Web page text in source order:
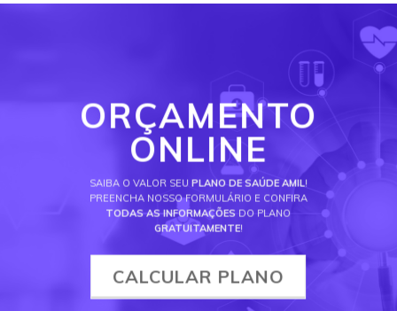
ORÇAMENTO
ONLINE
SAIBA O VALOR SEU PLANO DE SAÚDE AMIL!
PREENCHA NOSSO FORMULÁRIO E CONFIRA
TODAS AS INFORMAÇÕES DO PLANO
GRATUITAMENTE!
CALCULAR PLANO